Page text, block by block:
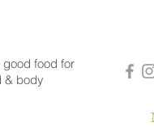
good food for
& body